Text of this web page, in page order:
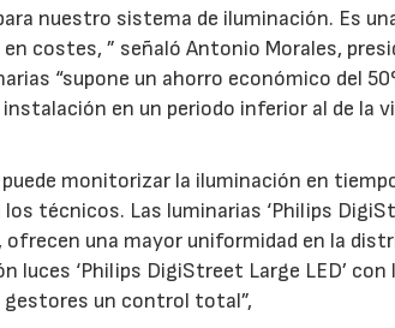
nuestro sistema de iluminación. Es
costes, ” señaló Antonio Morales,
“supone un ahorro económico del
en un periodo inferior al de la
puede monitorizar la iluminación en
técnicos. Las luminarias ‘Philips
una mayor uniformidad en la
luces ‘Philips DigiStreet Large LED’
gestores un control total”,